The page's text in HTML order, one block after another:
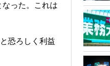
なった。これは
恐ろしく利益